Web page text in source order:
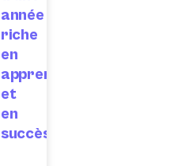
année
riche
en
apprentissages
et
en
succès